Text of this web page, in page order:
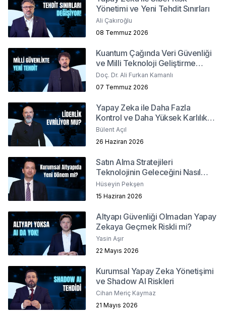
Yönetimi ve Yeni Tehdit Sınırları
Ali Çakıroğlu
08 Temmuz 2026
Kuantum Çağında Veri Güvenliği
ve Milli Teknoloji Geliştirme
Stratejileri
Doç. Dr. Ali Furkan Kamanlı
07 Temmuz 2026
Yapay Zeka ile Daha Fazla
Kontrol ve Daha Yüksek Karlılık
Mümkün mü?
Bülent Açıl
26 Haziran 2026
Satın Alma Stratejileri
Teknolojinin Geleceğini Nasıl
Şekillendiriyor?
Hüseyin Pekşen
15 Haziran 2026
Altyapı Güvenliği Olmadan Yapay
Zekaya Geçmek Riskli mi?
Yasin Aşır
22 Mayıs 2026
Kurumsal Yapay Zeka Yönetişimi
ve Shadow AI Riskleri
Cihan Meriç Kaymaz
21 Mayıs 2026